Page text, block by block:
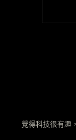
覺得科技很有趣